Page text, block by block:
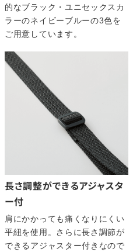
的なブラック・ユニセックスカ
ラーのネイビーブルーの3色を
ご用意しています。
長さ調整ができるアジャスタ
ー付
肩にかかっても痛くなりにくい
平紐を使用。さらに長さ調節が
できるアジャスター付きなので